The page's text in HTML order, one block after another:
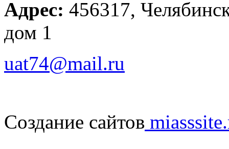
Адрес: 456317,
дом 1
uat74@mail.ru
Создание сайтов